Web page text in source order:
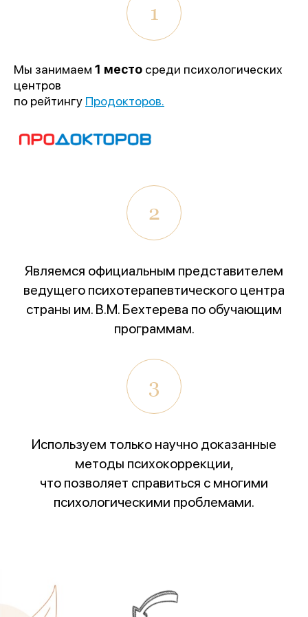
1
Мы занимаем 1 место среди психологических
центров
по рейтингу Продокторов.
2
Являемся официальным представителем
ведущего психотерапевтического центра
страны им. В.М. Бехтерева по обучающим
программам.
3
Используем только научно доказанные
методы психокоррекции,
что позволяет справиться с многими
психологическими проблемами.